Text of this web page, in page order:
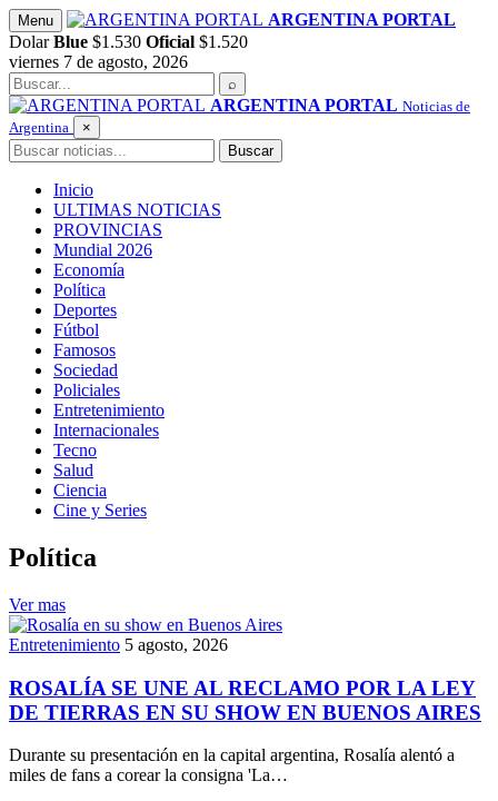
Saltar
al
contenido
Menu
ARGENTINA PORTAL
Dolar Blue $1.530 Oficial $1.520
viernes 7 de agosto, 2026
Buscar
⌕
ARGENTINA PORTAL Noticias de
Argentina
×
Buscar Buscar
Inicio
ULTIMAS NOTICIAS
PROVINCIAS
Mundial 2026
Economía
Política
Deportes
Fútbol
Famosos
Sociedad
Policiales
Entretenimiento
Internacionales
Tecno
Salud
Ciencia
Cine y Series
Política
Ver mas
Entretenimiento 5 agosto, 2026
ROSALÍA SE UNE AL RECLAMO POR LA LEY
DE TIERRAS EN SU SHOW EN BUENOS AIRES
Durante su presentación en la capital argentina, Rosalía alentó a
miles de fans a corear la consigna 'La…